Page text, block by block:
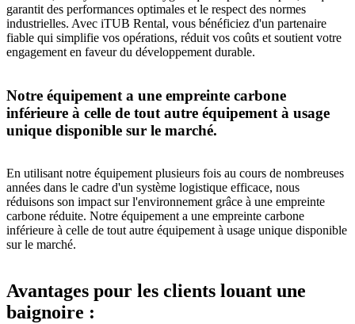
garantit des performances optimales et le respect des normes
industrielles. Avec iTUB Rental, vous bénéficiez d'un partenaire
fiable qui simplifie vos opérations, réduit vos coûts et soutient votre
engagement en faveur du développement durable.
Notre équipement a une empreinte carbone
inférieure à celle de tout autre équipement à usage
unique disponible sur le marché.
En utilisant notre équipement plusieurs fois au cours de nombreuses
années dans le cadre d'un système logistique efficace, nous
réduisons son impact sur l'environnement grâce à une empreinte
carbone réduite. Notre équipement a une empreinte carbone
inférieure à celle de tout autre équipement à usage unique disponible
sur le marché.
Avantages pour les clients louant une
baignoire :